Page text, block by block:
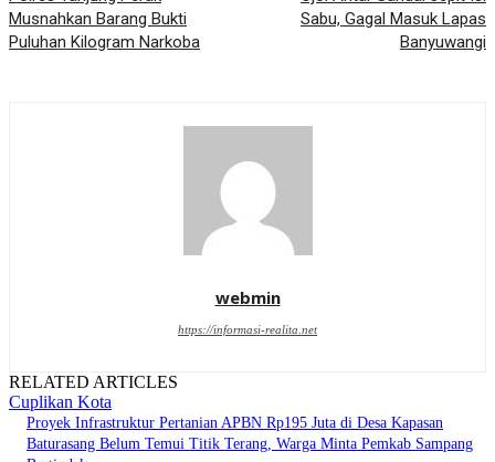
Musnahkan Barang Bukti
Puluhan Kilogram Narkoba
Sabu, Gagal Masuk Lapas
Banyuwangi
webmin
https://informasi-realita.net
RELATED ARTICLES
Cuplikan Kota
Proyek Infrastruktur Pertanian APBN Rp195 Juta di Desa Kapasan
Baturasang Belum Temui Titik Terang, Warga Minta Pemkab Sampang